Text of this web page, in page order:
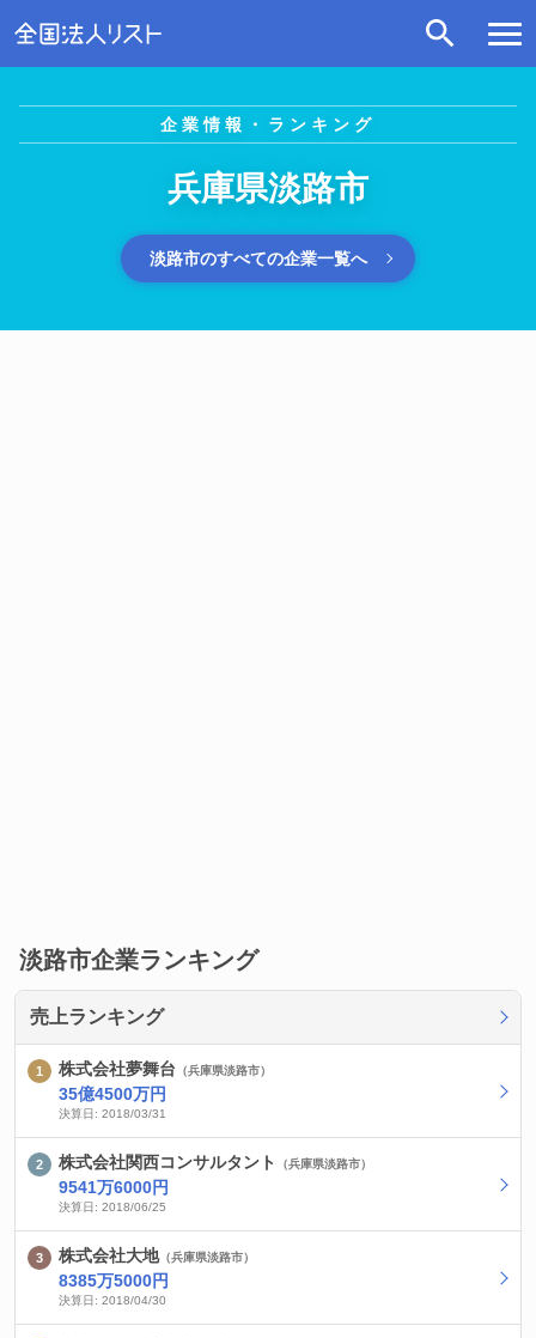
企業情報・ランキング
兵庫県淡路市
淡路市のすべての企業一覧へ
淡路市企業ランキング
売上ランキング
株式会社夢舞台 （兵庫県淡路市）
35億4500万円
決算日: 2018/03/31
株式会社関西コンサルタント （兵庫県淡路市）
9541万6000円
決算日: 2018/06/25
株式会社大地（兵庫県淡路市）
8385万5000円
決算日: 2018/04/30